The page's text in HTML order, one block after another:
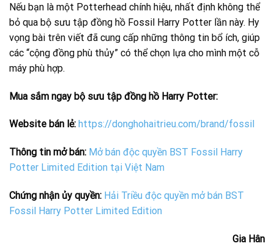
Nếu bạn là một Potterhead chính hiệu, nhất định không thể
bỏ qua bộ sưu tập đồng hồ Fossil Harry Potter lần này. Hy
vọng bài trên viết đã cung cấp những thông tin bổ ích, giúp
các “cộng đồng phù thủy” có thể chọn lựa cho mình một cỗ
máy phù hợp.
Mua sắm ngay bộ sưu tập đồng hồ Harry Potter:
Website bán lẻ: https://donghohaitrieu.com/brand/fossil
Thông tin mở bán: Mở bán độc quyền BST Fossil Harry
Potter Limited Edition tại Việt Nam
Chứng nhận ủy quyền: Hải Triều độc quyền mở bán BST
Fossil Harry Potter Limited Edition
Gia Hân